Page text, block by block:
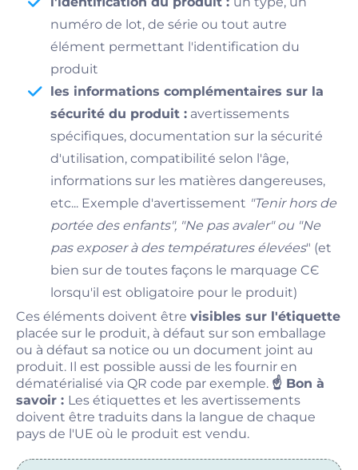
numéro de lot, de série ou tout autre
élément permettant l'identification du
produit
les informations complémentaires sur la
sécurité du produit : avertissements
spécifiques, documentation sur la sécurité
d'utilisation, compatibilité selon l'âge,
informations sur les matières dangereuses,
etc... Exemple d'avertissement "Tenir hors de
portée des enfants", "Ne pas avaler" ou "Ne
pas exposer à des températures élevées" (et
bien sur de toutes façons le marquage CЄ
lorsqu'il est obligatoire pour le produit)
Ces éléments doivent être visibles sur l'étiquette
placée sur le produit, à défaut sur son emballage
ou à défaut sa notice ou un document joint au
produit. Il est possible aussi de les fournir en
dématérialisé via QR code par exemple. ☝️ Bon à
savoir : Les étiquettes et les avertissements
doivent être traduits dans la langue de chaque
pays de l'UE où le produit est vendu.